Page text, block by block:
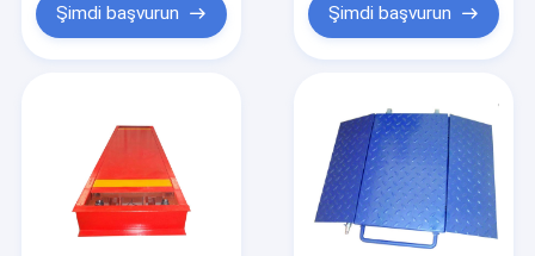
Şimdi başvurun Şimdi başvurun